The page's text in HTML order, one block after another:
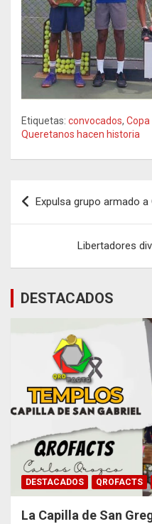
Etiquetas: convocados, Copa
Queretanos hacen historia
Navegación
de
entradas
Expulsa grupo armado
Libertadores
DESTACADOS
DESTACADOS QROFACTS
La Capilla de San